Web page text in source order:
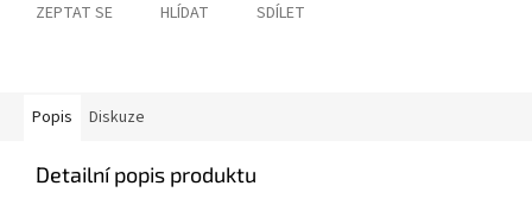
ZEPTAT SE HLÍDAT SDÍLET
Popis Diskuze
Detailní popis produktu